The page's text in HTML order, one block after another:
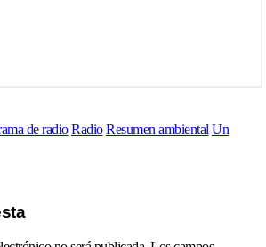
de radio Radio Resumen ambiental Un